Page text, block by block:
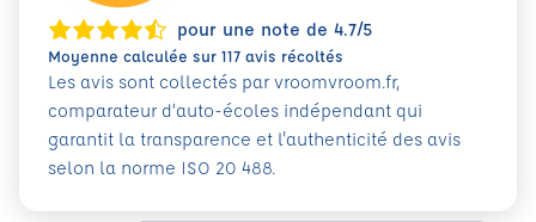
pour une note de 4.7/5
Moyenne calculée sur 117 avis récoltés
Les avis sont collectés par vroomvroom.fr,
comparateur d’auto-écoles indépendant qui
garantit la transparence et l'authenticité des avis
selon la norme ISO 20 488.